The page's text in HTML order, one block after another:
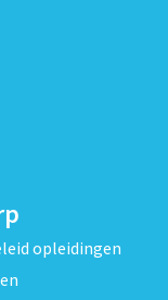
opleidingen